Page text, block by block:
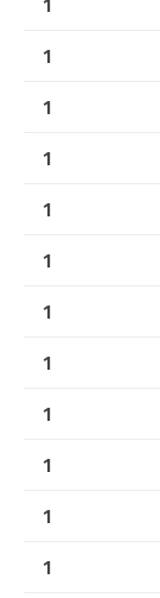
1
1
1
1
1
1
1
1
1
1
1